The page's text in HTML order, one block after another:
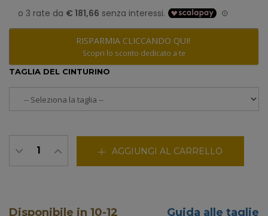
RISPARMIA CLICCANDO QUI!
Scopri lo sconto dedicato a te
TAGLIA DEL CINTURINO
AGGIUNGI AL CARRELLO
Disponibile in 10-12
Guida alle taglie